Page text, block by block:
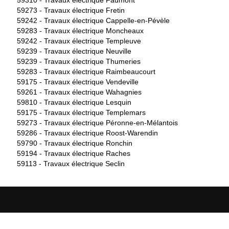
59273 - Travaux électrique Fretin
59242 - Travaux électrique Cappelle-en-Pévèle
59283 - Travaux électrique Moncheaux
59242 - Travaux électrique Templeuve
59239 - Travaux électrique Neuville
59239 - Travaux électrique Thumeries
59283 - Travaux électrique Raimbeaucourt
59175 - Travaux électrique Vendeville
59261 - Travaux électrique Wahagnies
59810 - Travaux électrique Lesquin
59175 - Travaux électrique Templemars
59273 - Travaux électrique Péronne-en-Mélantois
59286 - Travaux électrique Roost-Warendin
59790 - Travaux électrique Ronchin
59194 - Travaux électrique Raches
59113 - Travaux électrique Seclin